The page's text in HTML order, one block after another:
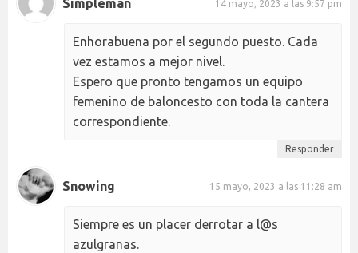
14 mayo, 2023 a las 9:57 pm
Enhorabuena por el segundo puesto. Cada
vez estamos a mejor nivel.
Espero que pronto tengamos un equipo
femenino de baloncesto con toda la cantera
correspondiente.
Responder
Snowing 15 mayo, 2023 a las 11:28 am
Siempre es un placer derrotar a l@s
azulgranas.